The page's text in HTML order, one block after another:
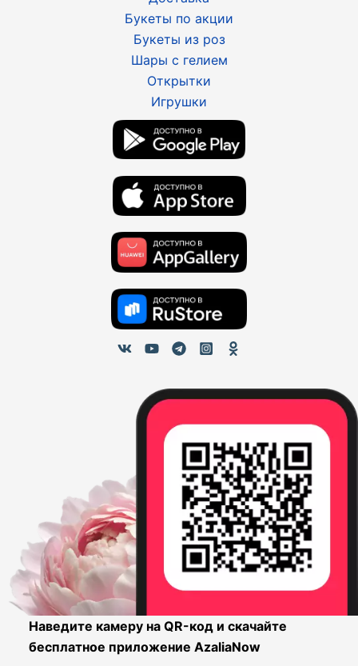
Букеты по акции
Букеты из роз
Шары с гелием
Открытки
Игрушки
Наведите камеру на QR-код и скачайте
бесплатное приложение AzaliaNow